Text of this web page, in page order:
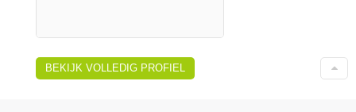
BEKIJK VOLLEDIG PROFIEL